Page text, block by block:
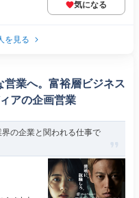
気になる
を見る
営業へ。富裕層ビジネス
アの企画営業
の企業と関われる仕事で